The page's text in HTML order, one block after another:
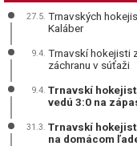
27.5. Trnavských
Kaláber
9.4. Trnavskí hokejisti
záchranu v súťaži
9.4. Trnavskí
vedú 3:0 na
31.3. Trnavskí
na domácom